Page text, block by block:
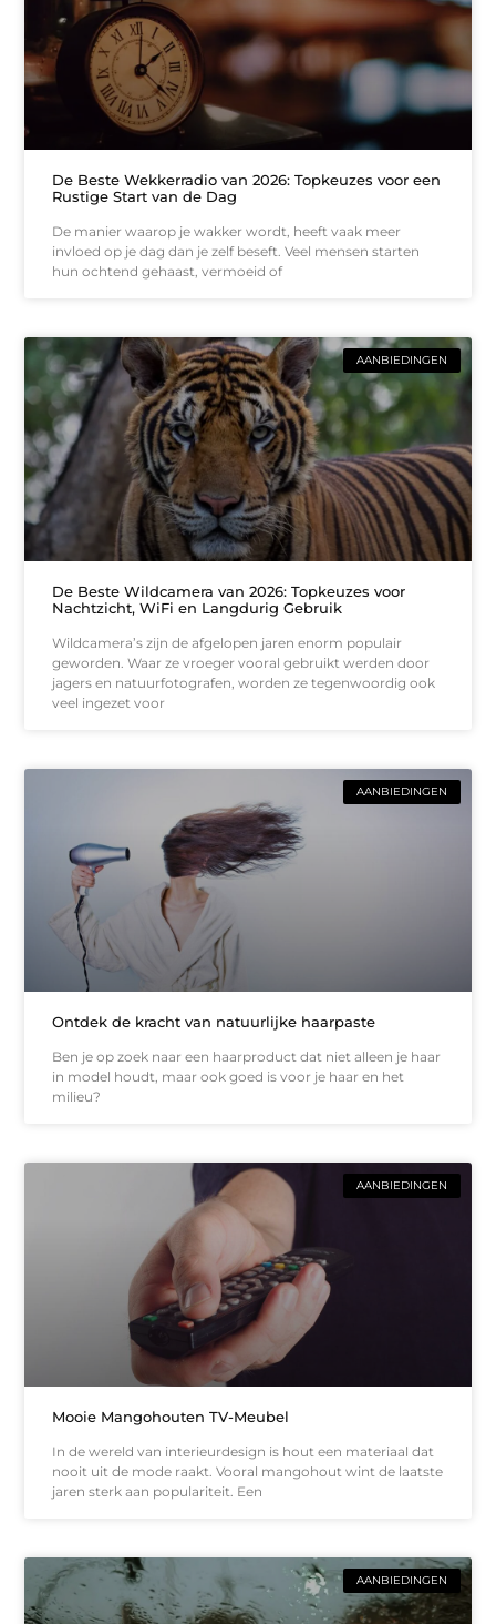
De Beste Wekkerradio van 2026: Topkeuzes voor een
Rustige Start van de Dag
De manier waarop je wakker wordt, heeft vaak meer
invloed op je dag dan je zelf beseft. Veel mensen starten
hun ochtend gehaast, vermoeid of
AANBIEDINGEN
De Beste Wildcamera van 2026: Topkeuzes voor
Nachtzicht, WiFi en Langdurig Gebruik
Wildcamera’s zijn de afgelopen jaren enorm populair
geworden. Waar ze vroeger vooral gebruikt werden door
jagers en natuurfotografen, worden ze tegenwoordig ook
veel ingezet voor
AANBIEDINGEN
Ontdek de kracht van natuurlijke haarpaste
Ben je op zoek naar een haarproduct dat niet alleen je haar
in model houdt, maar ook goed is voor je haar en het
milieu?
AANBIEDINGEN
Mooie Mangohouten TV-Meubel
In de wereld van interieurdesign is hout een materiaal dat
nooit uit de mode raakt. Vooral mangohout wint de laatste
jaren sterk aan populariteit. Een
AANBIEDINGEN